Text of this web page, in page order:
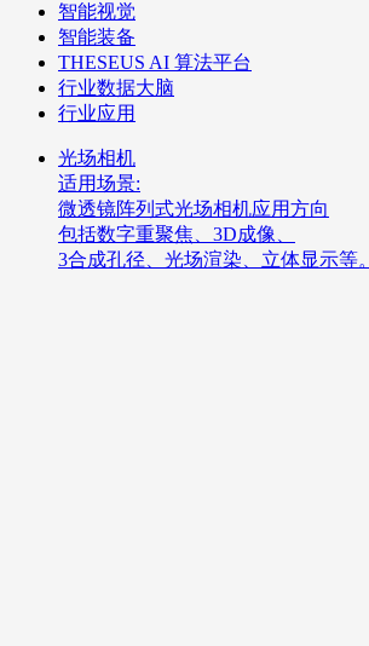
智能视觉
智能装备
THESEUS AI 算法平台
行业数据大脑
行业应用
光场相机
适用场景:
微透镜阵列式光场相机应用方向
包括数字重聚焦、3D成像、
3合成孔径、光场渲染、立体显示等。